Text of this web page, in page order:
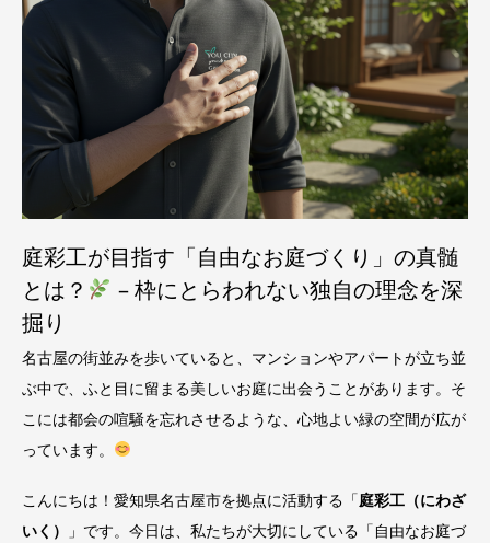
庭彩工が目指す「自由なお庭づくり」の真髄
とは？
– 枠にとらわれない独自の理念を深
掘り
名古屋の街並みを歩いていると、マンションやアパートが立ち並
ぶ中で、ふと目に留まる美しいお庭に出会うことがあります。そ
こには都会の喧騒を忘れさせるような、心地よい緑の空間が広が
っています。
こんにちは！愛知県名古屋市を拠点に活動する「庭彩工（にわざ
いく）
」です。今日は、私たちが大切にしている「自由なお庭づ